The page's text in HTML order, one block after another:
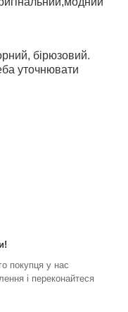
бірюзовий.
уточнювати
покупця у нас
і переконайтеся